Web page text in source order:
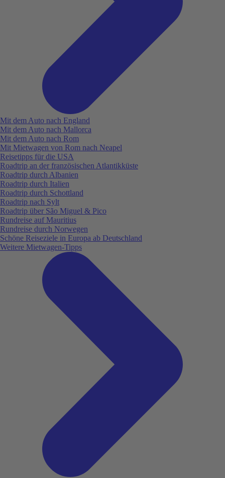
Mit dem Auto nach England
Mit dem Auto nach Mallorca
Mit dem Auto nach Rom
Mit Mietwagen von Rom nach Neapel
Reisetipps für die USA
Roadtrip an der französischen Atlantikküste
Roadtrip durch Albanien
Roadtrip durch Italien
Roadtrip durch Schottland
Roadtrip nach Sylt
Roadtrip über São Miguel & Pico
Rundreise auf Mauritius
Rundreise durch Norwegen
Schöne Reiseziele in Europa ab Deutschland
Weitere Mietwagen-Tipps